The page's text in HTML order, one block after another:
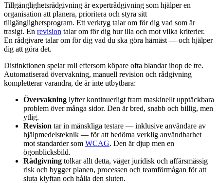
Tillgänglighetsrådgivning är expertrådgivning som hjälper en
organisation att planera, prioritera och styra sitt
tillgänglighetsprogram. Ett verktyg talar om för dig vad som är
trasigt. En revision talar om för dig hur illa och mot vilka kriterier.
En rådgivare talar om för dig vad du ska göra härnäst — och hjälper
dig att göra det.
Distinktionen spelar roll eftersom köpare ofta blandar ihop de tre.
Automatiserad övervakning, manuell revision och rådgivning
kompletterar varandra, de är inte utbytbara:
Övervakning lyfter kontinuerligt fram maskinellt upptäckbara
problem över många sidor. Den är bred, snabb och billig, men
ytlig.
Revision tar in mänskliga testare — inklusive användare av
hjälpmedelsteknik — för att bedöma verklig användbarhet
mot standarder som WCAG. Den är djup men en
ögonblicksbild.
Rådgivning tolkar allt detta, väger juridisk och affärsmässig
risk och bygger planen, processen och teamförmågan för att
sluta klyftan och hålla den sluten.